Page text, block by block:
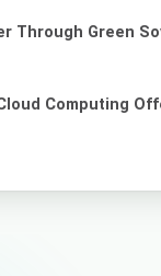
Through Green
Computing